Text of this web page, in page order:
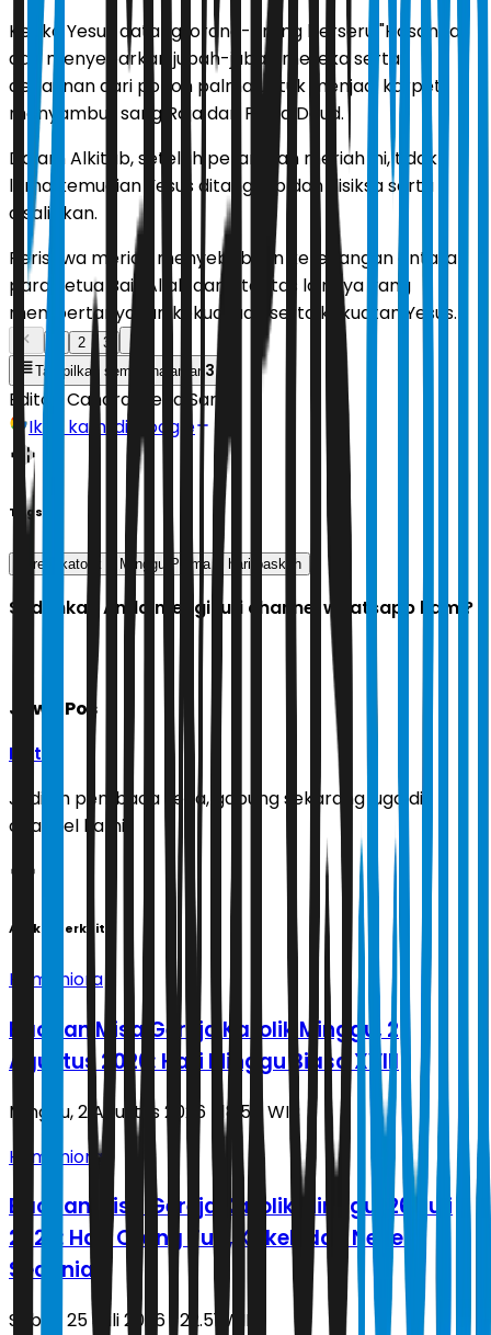
Ketika Yesus datang, orang-orang berseru "Hosanna"
dan menyebarkan jubah-jubah mereka serta
dedaunan dari pohon palma untuk menjadi karpet,
menyambut sang Raja dan Putra Daud.
Dalam Alkitab, setelah perarakan meriah ini, tidak
lama kemudian Yesus ditangkap dan disiksa serta
disalibkan.
Peristiwa meriah menyebabkan ketegangan antara
para ketua Bait Allah dan otoritas lainnya yang
mempertanyakan kekuasaan serta kekuatan Yesus.
2
3
Tampilkan semua halaman 3
Editor: Candra Mega Sari
Ikuti kami di Google
Tags
gereja katolik Minggu Palma hari paskah
Sudahkah Anda mengikuti channel whatsapp kami?
Jawa Pos
Ikuti
Jadilah pembaca setia, gabung sekarang juga di
channel kami!
Artikel Terkait
Humaniora
Bacaan Misa Gereja Katolik Minggu, 2
Agustus 2026: Hari Minggu Biasa XVIII
Minggu, 2 Agustus 2026 | 18.54 WIB
Humaniora
Bacaan Misa Gereja Katolik Minggu, 26 Juli
2026: Hari Orang Tua, Kakek dan Nenek
Sedunia
Sabtu, 25 Juli 2026 | 22.51 WIB